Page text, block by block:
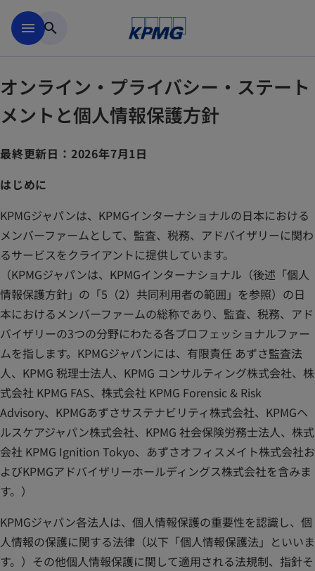
menu search
オンライン・プライバシー・ステート
メントと個人情報保護方針
最終更新日：2026年7月1日
はじめに
KPMGジャパンは、KPMGインターナショナルの日本における
メンバーファームとして、監査、税務、アドバイザリーに関わ
るサービスをクライアントに提供しています。
（KPMGジャパンは、KPMGインターナショナル（後述「個人
情報保護方針」の「5（2）共同利用者の範囲」を参照）の日
本におけるメンバーファームの総称であり、監査、税務、アド
バイザリーの3つの分野にわたる各プロフェッショナルファー
ムを指します。KPMGジャパンには、有限責任 あずさ監査法
人、KPMG 税理士法人、KPMG コンサルティング株式会社、株
式会社 KPMG FAS、株式会社 KPMG Forensic & Risk
Advisory、KPMGあずさサステナビリティ株式会社、KPMGヘ
ルスケアジャパン株式会社、KPMG 社会保険労務士法人、株式
会社 KPMG Ignition Tokyo、あずさオフィスメイト株式会社お
よびKPMGアドバイザリーホールディングス株式会社を含みま
す。）
KPMGジャパン各法人は、個人情報保護の重要性を認識し、個
人情報の保護に関する法律（以下「個人情報保護法」といいま
す。）その他個人情報保護に関して適用される法規制、指針そ